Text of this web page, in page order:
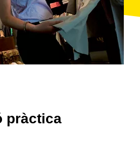
pràctica